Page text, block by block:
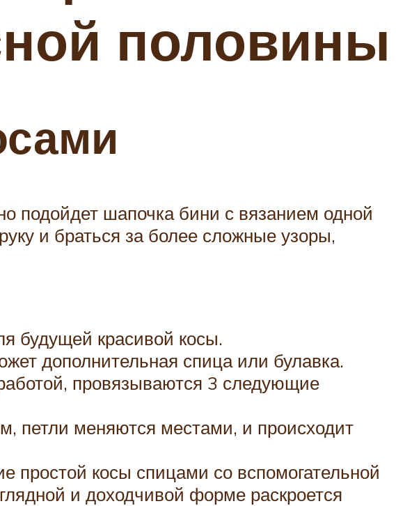
половины
подойдет шапочка бини с вязанием одной
и браться за более сложные узоры,
будущей красивой косы.
дополнительная спица или булавка.
провязываются 3 следующие
петли меняются местами, и происходит
простой косы спицами со вспомогательной
и доходчивой форме раскроется